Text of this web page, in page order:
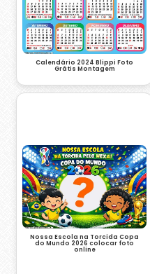
Calendário 2024 Blippi Foto
Grátis Montagem
Nossa Escola na Torcida Copa
do Mundo 2026 colocar foto
online